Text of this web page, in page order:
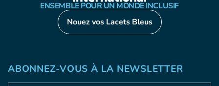
ENSEMBLE POUR UN MONDE INCLUSIF
Nouez vos Lacets Bleus
ABONNEZ-VOUS À LA NEWSLETTER